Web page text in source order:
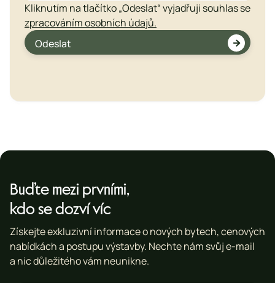
Kliknutím na tlačítko „Odeslat“ vyjadřuji souhlas se
zpracováním osobních údajů.


Buďte mezi prvními,
kdo se dozví víc
Získejte exkluzivní informace o nových bytech, cenových
nabídkách a postupu výstavby. Nechte nám svůj e-mail
a nic důležitého vám neunikne.